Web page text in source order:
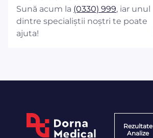
Sună acum la (0330) 999, iar unul
dintre specialiștii noștri te poate
ajuta!
Rezultate
Analize